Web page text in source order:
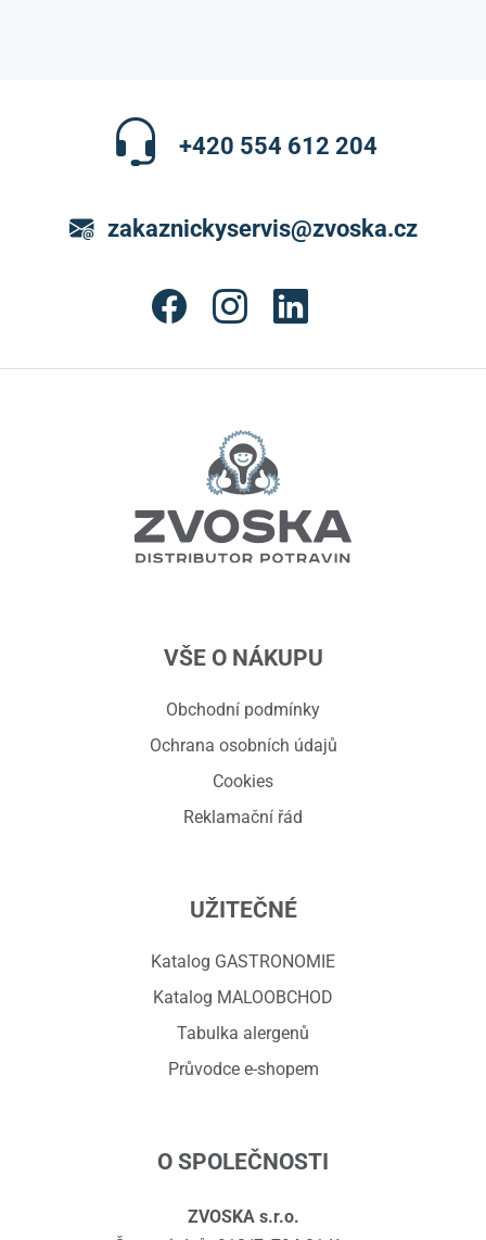
+420 554 612 204
zakaznickyservis@zvoska.cz
VŠE O NÁKUPU
Obchodní podmínky
Ochrana osobních údajů
Cookies
Reklamační řád
UŽITEČNÉ
Katalog GASTRONOMIE
Katalog MALOOBCHOD
Tabulka alergenů
Průvodce e-shopem
O SPOLEČNOSTI
ZVOSKA s.r.o.